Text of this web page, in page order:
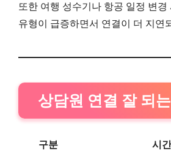
또한 여행 성수기나 항공 일정 변경
유형이 급증하면서 연결이 더 지연
상담원 연결 잘 되
구분 시